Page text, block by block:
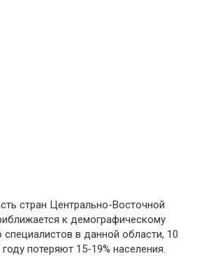
стран Центрально-Восточной
к демографическому
в данной области, 10
потеряют 15-19% населения.